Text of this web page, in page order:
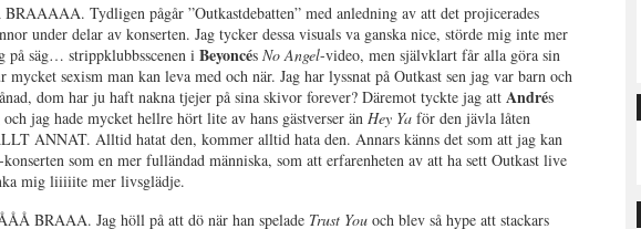
Tydligen pågår ”Outkastdebatten” med anledning av att det projicerades
under delar av konserten. Jag tycker dessa visuals va ganska nice, störde mig inte mer
på säg… strippklubbsscenen iBeyoncésNo Angel-video, men självklart får alla göra sin
mycket sexism man kan leva med och när. Jag har lyssnat på Outkast sen jag var barn och
dom har ju haft nakna tjejer på sina skivor forever? Däremot tyckte jag attAndrés
jag hade mycket hellre hört lite av hans gästverser änHey Ya för den jävla låten
ANNAT. Alltid hatat den, kommer alltid hata den. Annars känns det som att jag kan
som en mer fulländad människa, som att erfarenheten av att ha sett Outkast live
mig liiiiite mer livsglädje.
BRAAA. Jag höll på att dö när han spelade Trust Youoch blev så hype att stackars